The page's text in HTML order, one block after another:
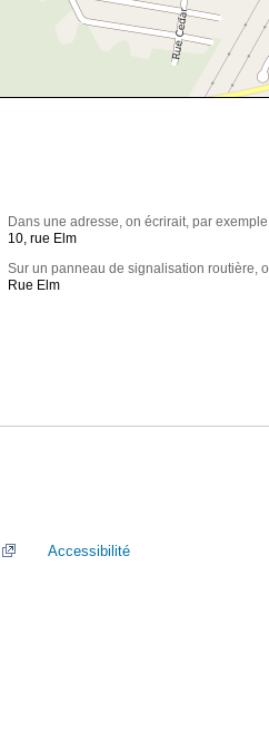
Dans une adresse, on écrirait, par
10, rue Elm
Sur un panneau de signalisation routière,
Rue Elm
Accessibilité